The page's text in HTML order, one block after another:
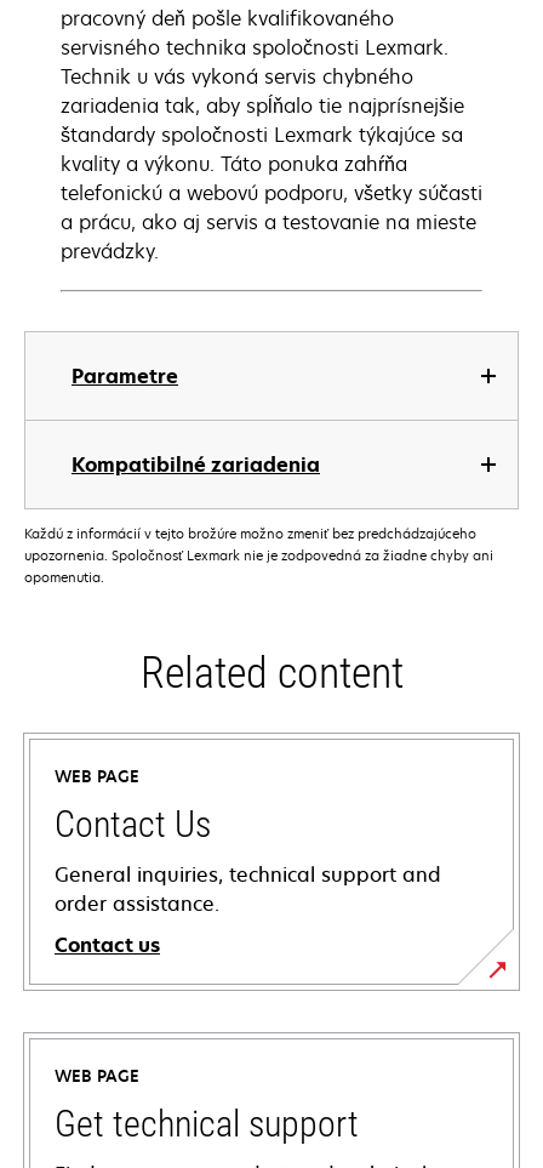
Parametre
Kompatibilné zariadenia
pracovný deň pošle kvalifikovaného
servisného technika spoločnosti Lexmark.
Technik u vás vykoná servis chybného
zariadenia tak, aby spĺňalo tie najprísnejšie
štandardy spoločnosti Lexmark týkajúce sa
kvality a výkonu. Táto ponuka zahŕňa
telefonickú a webovú podporu, všetky súčasti
a prácu, ako aj servis a testovanie na mieste
prevádzky.
Každú z informácií v tejto brožúre možno zmeniť bez predchádzajúceho
upozornenia. Spoločnosť Lexmark nie je zodpovedná za žiadne chyby ani
opomenutia.
Related content
WEB PAGE
Contact Us
General inquiries, technical support and
order assistance.
Contact us
WEB PAGE
Get technical support